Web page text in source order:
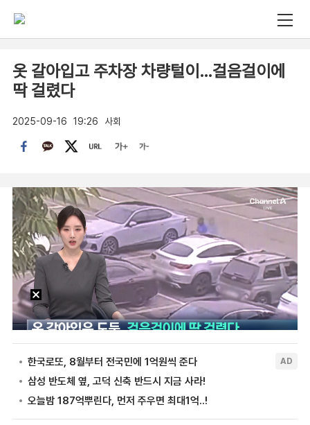
옷 갈아입고 주차장 차량털이…걸음걸이에
딱 걸렸다
2025-09-16 19:26 사회